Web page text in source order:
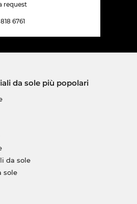
request
6761
da sole più popolari
da sole
sole